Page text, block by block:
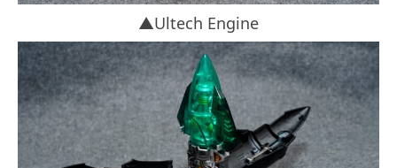
▲Ultech Engine